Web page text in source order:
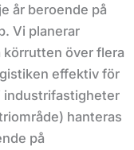
år beroende på
Vi planerar
körrutten över flera
effektiv för
industrifastigheter
hanteras
på